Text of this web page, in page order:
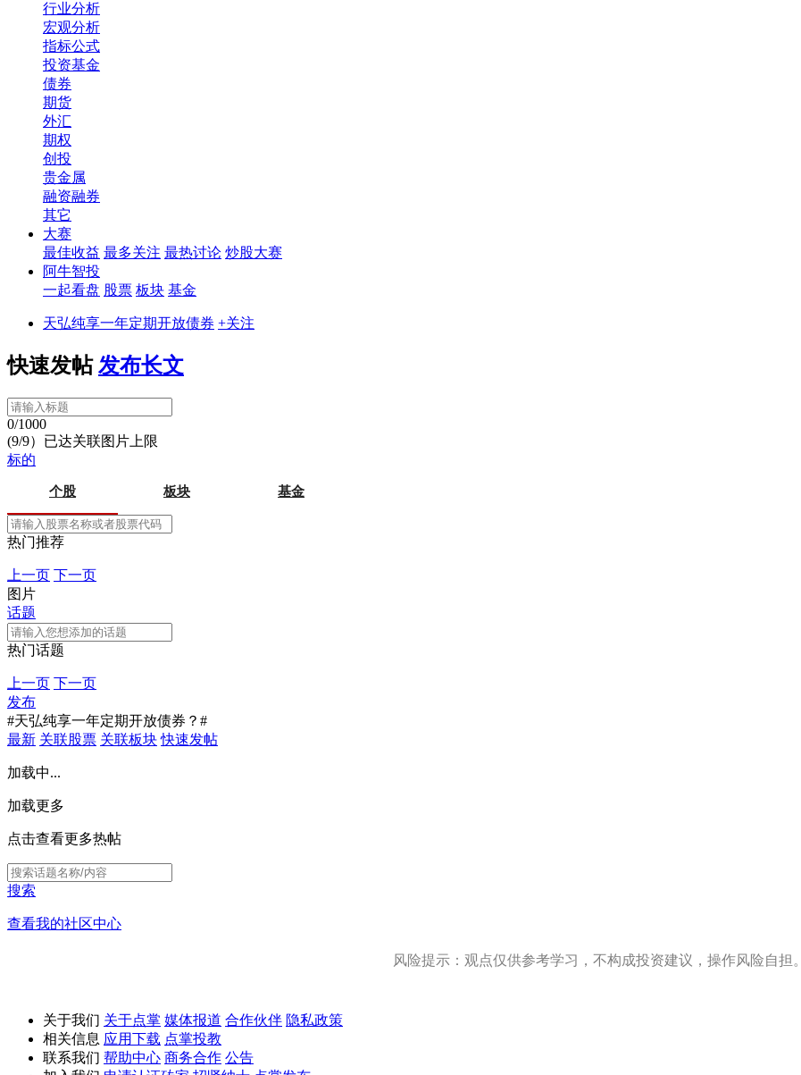
行业分析
宏观分析
指标公式
投资基金
债券
期货
外汇
期权
创投
贵金属
融资融券
其它
大赛
最佳收益 最多关注 最热讨论 炒股大赛
阿牛智投
一起看盘 股票 板块 基金
天弘纯享一年定期开放债券 +关注
快速发帖 发布长文
0/1000
(9/9）已达关联图片上限
标的
个股 板块 基金
热门推荐
上一页 下一页
图片
话题
热门话题
上一页 下一页
发布
#天弘纯享一年定期开放债券？#
最新 关联股票 关联板块 快速发帖
加载中...
加载更多
点击查看更多热帖
搜索
查看我的社区中心
风险提示：观点仅供参考学习，不构成投资建议，操作风险自担。
关于我们 关于点掌 媒体报道 合作伙伴 隐私政策
相关信息 应用下载 点掌投教
联系我们 帮助中心 商务合作 公告